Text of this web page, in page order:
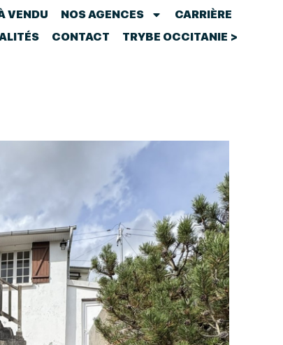
VENDU NOS AGENCES
CARRIÈRE
CONTACT TRYBE OCCITANIE >